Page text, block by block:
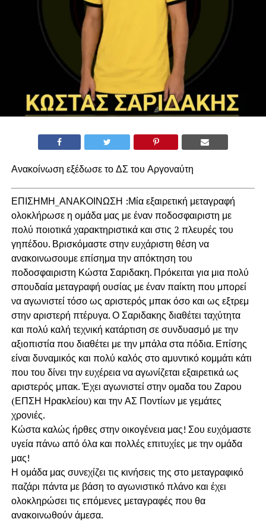
Ανακοίνωση εξέδωσε το ΔΣ του Αργοναύτη
ΕΠΙΣΗΜΗ_ΑΝΑΚΟΙΝΩΣΗ :Μία εξαιρετική μεταγραφή
ολοκλήρωσε η ομάδα μας με έναν ποδοσφαιριστη με
πολύ ποιοτικά χαρακτηριστικά και στις 2 πλευρές του
γηπέδου. Βρισκόμαστε στην ευχάριστη θέση να
ανακοινωσουμε επίσημα την απόκτηση του
ποδοσφαιριστη Κώστα Σαριδακη. Πρόκειται για μια πολύ
σπουδαία μεταγραφή ουσίας με έναν παίκτη που μπορεί
να αγωνιστεί τόσο ως αριστερός μπακ όσο και ως εξτρεμ
στην αριστερή πτέρυγα. Ο Σαριδακης διαθέτει ταχύτητα
και πολύ καλή τεχνική κατάρτιση σε συνδυασμό με την
αξιοπιστία που διαθέτει με την μπάλα στα πόδια. Επίσης
είναι δυναμικός και πολύ καλός στο αμυντικό κομμάτι κάτι
που του δίνει την ευχέρεια να αγωνίζεται εξαιρετικά ως
αριστερός μπακ. Έχει αγωνιστεί στην ομαδα του Ζαρου
(ΕΠΣΗ Ηρακλείου) και την ΑΣ Ποντίων με γεμάτες
χρονιές.
Κώστα καλώς ήρθες στην οικογένεια μας! Σου ευχόμαστε
υγεία πάνω από όλα και πολλές επιτυχίες με την ομάδα
μας!
Η ομάδα μας συνεχίζει τις κινήσεις της στο μεταγραφικό
παζάρι πάντα με βάση το αγωνιστικό πλάνο και έχει
ολοκληρώσει τις επόμενες μεταγραφές που θα
ανακοινωθούν άμεσα.